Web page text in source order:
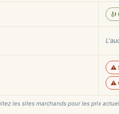
🎻
⚠️
⚠️
les sites marchands pour les prix